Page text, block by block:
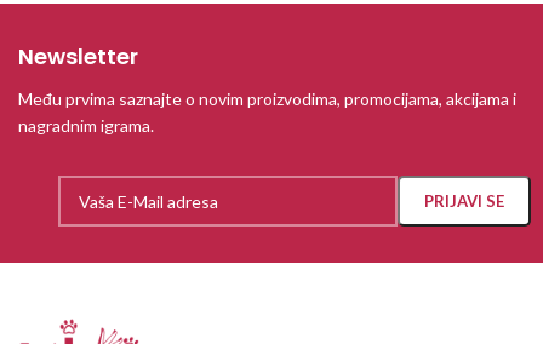
Newsletter
Među prvima saznajte o novim proizvodima, promocijama, akcijama i
nagradnim igrama.